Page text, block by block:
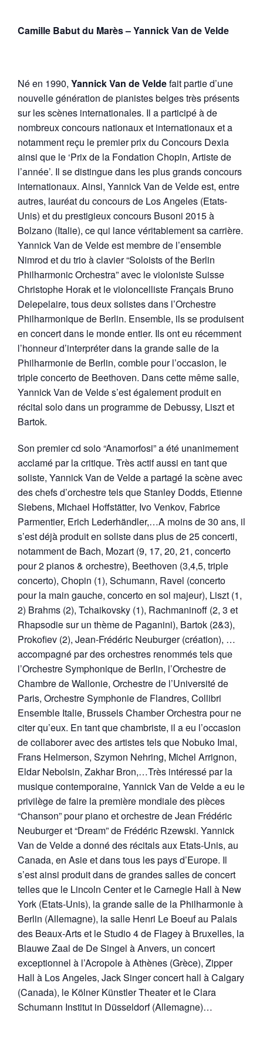
Camille Babut du Marès – Yannick Van de Velde
Né en 1990, Yannick Van de Veldefait partie d’une
nouvelle génération de pianistes belges très présents
sur les scènes internationales. Il a participé à de
nombreux concours nationaux et internationaux et a
notamment reçu le premier prix du Concours Dexia
ainsi que le ‘Prix de la Fondation Chopin, Artiste de
l’année’. Il se distingue dans les plus grands concours
internationaux. Ainsi, Yannick Van de Velde est, entre
autres, lauréat du concours de Los Angeles (Etats-
Unis) et du prestigieux concours Busoni 2015 à
Bolzano (Italie), ce qui lance véritablement sa carrière.
Yannick Van de Velde est membre de l’ensemble
Nimrod et du trio à clavier “Soloists of the Berlin
Philharmonic Orchestra” avec le violoniste Suisse
Christophe Horak et le violoncelliste Français Bruno
Delepelaire, tous deux solistes dans l’Orchestre
Philharmonique de Berlin. Ensemble, ils se produisent
en concert dans le monde entier. Ils ont eu récemment
l’honneur d’interpréter dans la grande salle de la
Philharmonie de Berlin, comble pour l’occasion, le
triple concerto de Beethoven. Dans cette même salle,
Yannick Van de Velde s’est également produit en
récital solo dans un programme de Debussy, Liszt et
Bartok.
Son premier cd solo “Anamorfosi” a été unanimement
acclamé par la critique. Très actif aussi en tant que
soliste, Yannick Van de Velde a partagé la scène avec
des chefs d’orchestre tels que Stanley Dodds, Etienne
Siebens, Michael Hoffstätter, Ivo Venkov, Fabrice
Parmentier, Erich Lederhändler,…A moins de 30 ans, il
s’est déjà produit en soliste dans plus de 25 concerti,
notamment de Bach, Mozart (9, 17, 20, 21, concerto
pour 2 pianos & orchestre), Beethoven (3,4,5, triple
concerto), Chopin (1), Schumann, Ravel (concerto
pour la main gauche, concerto en sol majeur), Liszt (1,
2) Brahms (2), Tchaikovsky (1), Rachmaninoff (2, 3 et
Rhapsodie sur un thème de Paganini), Bartok (2&3),
Prokofiev (2), Jean-Frédéric Neuburger (création), …
accompagné par des orchestres renommés tels que
l’Orchestre Symphonique de Berlin, l’Orchestre de
Chambre de Wallonie, Orchestre de l’Université de
Paris, Orchestre Symphonie de Flandres, Collibri
Ensemble Italie, Brussels Chamber Orchestra pour ne
citer qu’eux. En tant que chambriste, il a eu l’occasion
de collaborer avec des artistes tels que Nobuko Imai,
Frans Helmerson, Szymon Nehring, Michel Arrignon,
Eldar Nebolsin, Zakhar Bron,…Très intéressé par la
musique contemporaine, Yannick Van de Velde a eu le
privilège de faire la première mondiale des pièces
“Chanson” pour piano et orchestre de Jean Frédéric
Neuburger et “Dream” de Frédéric Rzewski. Yannick
Van de Velde a donné des récitals aux Etats-Unis, au
Canada, en Asie et dans tous les pays d’Europe. Il
s’est ainsi produit dans de grandes salles de concert
telles que le Lincoln Center et le Carnegie Hall à New
York (Etats-Unis), la grande salle de la Philharmonie à
Berlin (Allemagne), la salle Henri Le Boeuf au Palais
des Beaux-Arts et le Studio 4 de Flagey à Bruxelles, la
Blauwe Zaal de De Singel à Anvers, un concert
exceptionnel à l’Acropole à Athènes (Grèce), Zipper
Hall à Los Angeles, Jack Singer concert hall à Calgary
(Canada), le Kölner Künstler Theater et le Clara
Schumann Institut in Düsseldorf (Allemagne)…